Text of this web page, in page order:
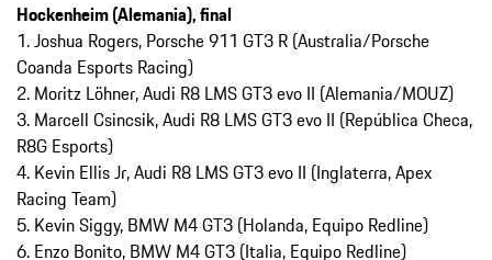
Hockenheim (Alemania), final
1. Joshua Rogers, Porsche 911 GT3 R (Australia/Porsche
Coanda Esports Racing)
2. Moritz Löhner, Audi R8 LMS GT3 evo II (Alemania/MOUZ)
3. Marcell Csincsik, Audi R8 LMS GT3 evo II (República Checa,
R8G Esports)
4. Kevin Ellis Jr, Audi R8 LMS GT3 evo II (Inglaterra, Apex
Racing Team)
5. Kevin Siggy, BMW M4 GT3 (Holanda, Equipo Redline)
6. Enzo Bonito, BMW M4 GT3 (Italia, Equipo Redline)